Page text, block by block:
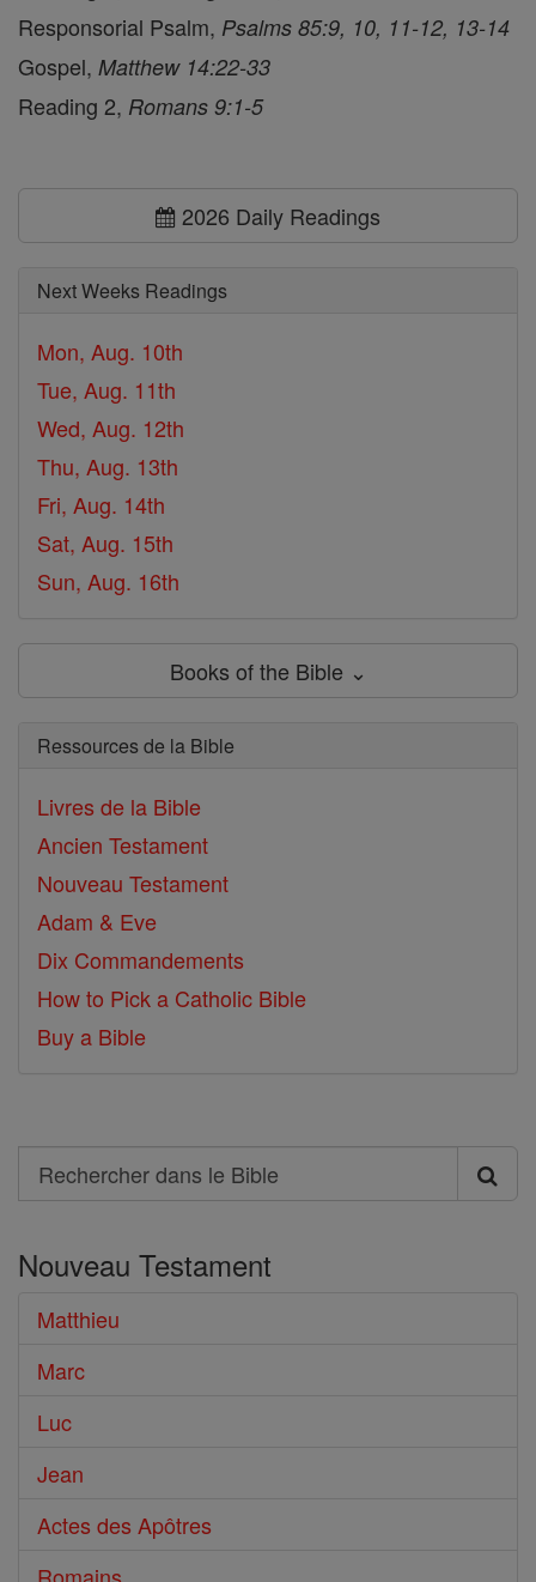
Responsorial Psalm, Psalms 85:9, 10, 11-12, 13-14
Gospel, Matthew 14:22-33
Reading 2, Romans 9:1-5
2026 Daily Readings
Next Weeks Readings
Mon, Aug. 10th
Tue, Aug. 11th
Wed, Aug. 12th
Thu, Aug. 13th
Fri, Aug. 14th
Sat, Aug. 15th
Sun, Aug. 16th
Books of the Bible ⌄
Ressources de la Bible
Livres de la Bible
Ancien Testament
Nouveau Testament
Adam & Eve
Dix Commandements
How to Pick a Catholic Bible
Buy a Bible
Search
Rechercher
le
Bible
Nouveau Testament
Matthieu
Marc
Luc
Jean
Actes des Apôtres